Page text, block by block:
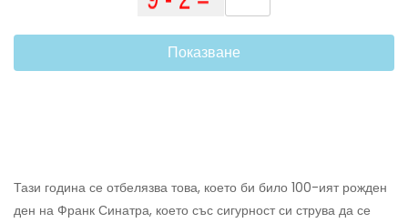
Показване
Тази година се отбелязва това, което би било 100-ият рожден
ден на Франк Синатра, което със сигурност си струва да се